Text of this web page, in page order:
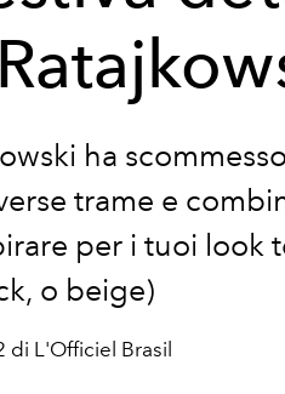
ha
trame e
per i tuoi look
o beige)
di L'Officiel Brasil